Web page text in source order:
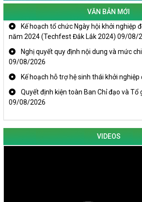
VĂN BẢN MỚI
Kế hoạch tổ chức Ngày hội khởi nghiệp
năm 2024 (Techfest Đắk Lắk 2024) 09/08/
Nghị quyết quy định nội dung và mức
09/08/2026
Kế hoạch hỗ trợ hệ sinh thái khởi nghiệp
Quyết định kiện toàn Ban Chỉ đạo và Tổ
09/08/2026
VIDEOS
KHAI MẠC TECHFEST 2024